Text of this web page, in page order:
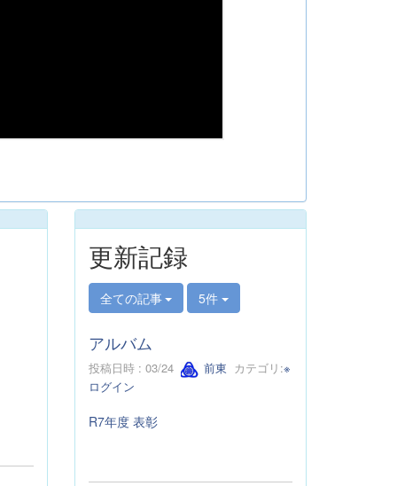
更新記録
全ての記事 5件
アルバム
投稿日時 : 03/24 前東 カテゴリ:※
ログイン
R7年度 表彰